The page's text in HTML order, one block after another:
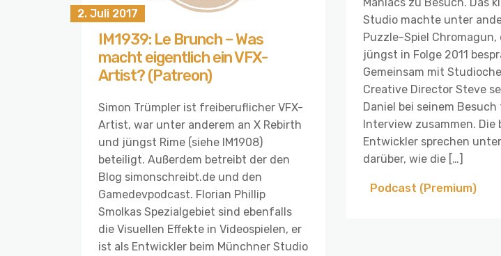
Studio machte unter
Puzzle-Spiel Chromagun,
jüngst in Folge 2011
Gemeinsam mit
Creative Director Steve
Daniel bei seinem
Interview zusammen. Die
Entwickler sprechen
darüber, wie die […]
Podcast (Premium)
2. Juli 2017
IM1939: Le Brunch – Was
macht eigentlich ein VFX-
Artist? (Patreon)
Simon Trümpler ist freiberuflicher VFX-
Artist, war unter anderem an X Rebirth
und jüngst Rime (siehe IM1908)
beteiligt. Außerdem betreibt der den
Blog simonschreibt.de und den
Gamedevpodcast. Florian Phillip
Smolkas Spezialgebiet sind ebenfalls
die Visuellen Effekte in Videospielen, er
ist als Entwickler beim Münchner Studio